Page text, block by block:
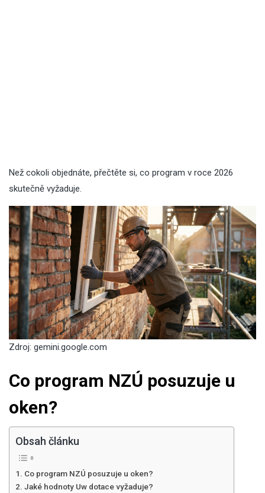
Než cokoli objednáte, přečtěte si, co program v roce 2026
skutečně vyžaduje.
Zdroj: gemini.google.com
Co program NZÚ posuzuje u
oken?
Obsah článku
Co program NZÚ posuzuje u oken?
Jaké hodnoty Uw dotace vyžaduje?